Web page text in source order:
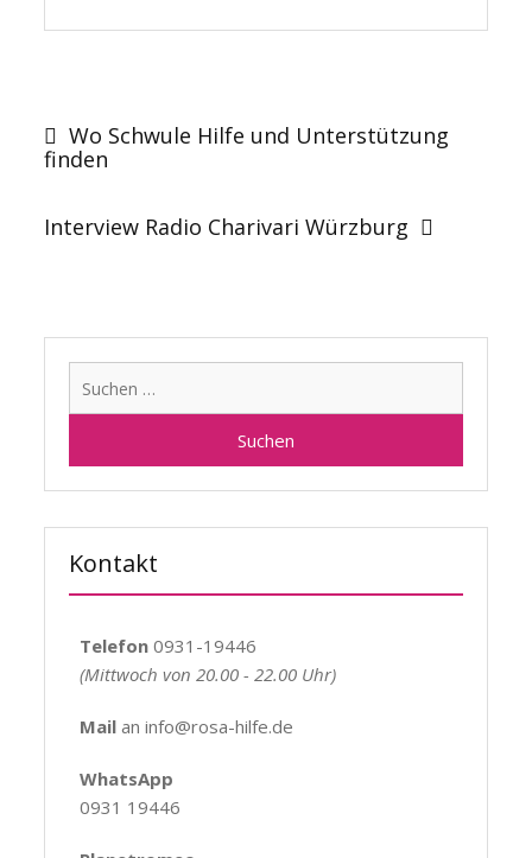
Wo Schwule Hilfe und Unterstützung
finden
Interview Radio Charivari Würzburg
Kontakt
Telefon 0931-19446
(Mittwoch von 20.00 - 22.00 Uhr)
Mail an info@rosa-hilfe.de
WhatsApp
0931 19446